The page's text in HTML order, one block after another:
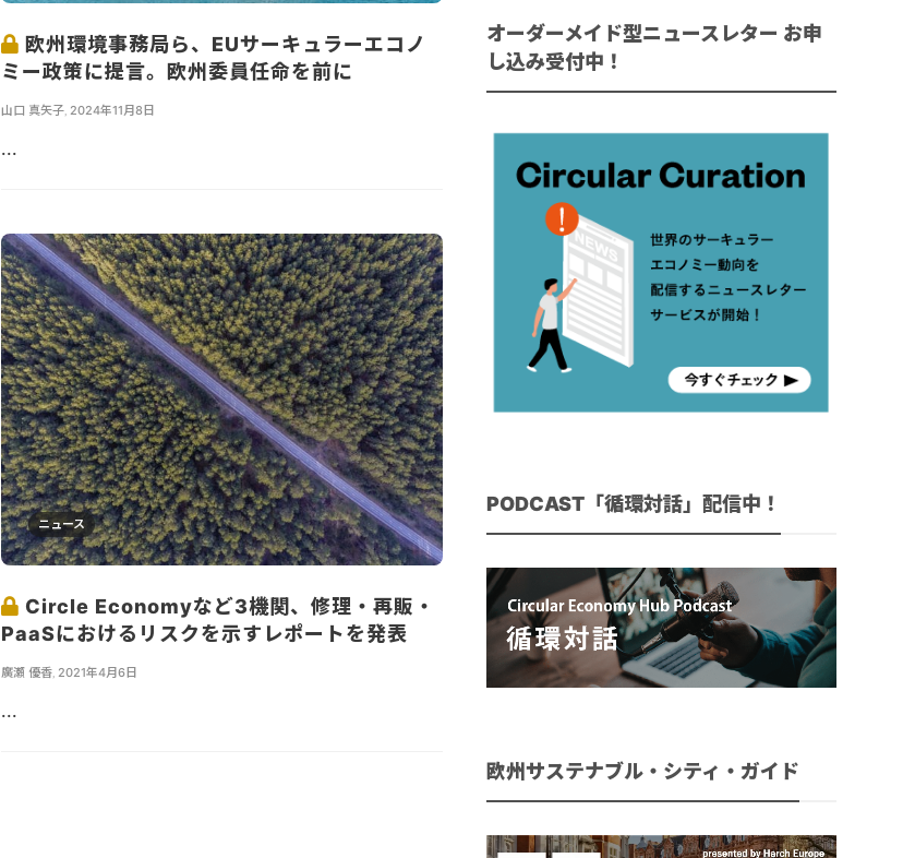
欧州環境事務局ら、EUサーキュラーエコノ
ミー政策に提言。欧州委員任命を前に
山口 真矢子, 2024年11月8日
...
ニュース
Circle Economyなど3機関、修理・再販・
PaaSにおけるリスクを示すレポートを発表
廣瀬 優香 2021年4月6日
...
オーダーメイド型ニュースレター お申
し込み受付中！
PODCAST「循環対話」配信中！
欧州サステナブル・シティ・ガイド